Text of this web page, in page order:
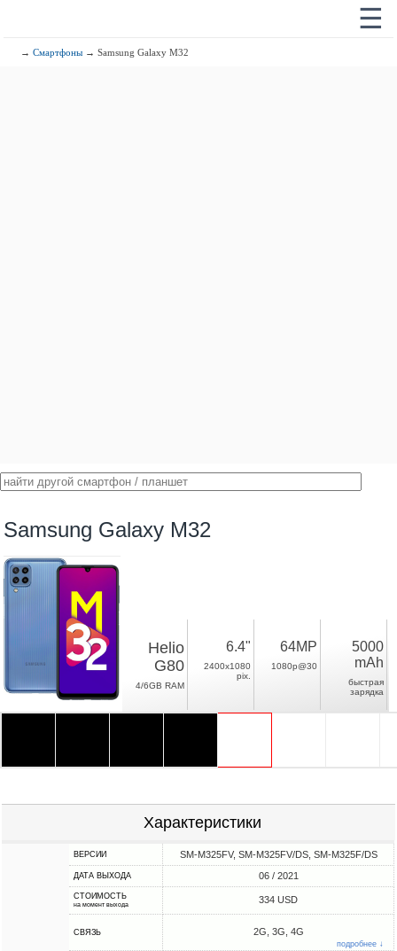
☰
→Смартфоны → Samsung Galaxy M32
Samsung Galaxy M32
Helio
G80
4/6GB RAM
6.4"
2400x1080
pix.
64MP
1080p@30
5000
mAh
быстрая
зарядка
Характеристики
ВЕРСИИ SM-M325FV, SM-M325FV/DS, SM-M325F/DS
ДАТА ВЫХОДА 06 / 2021
СТОИМОСТЬ
на момент выхода 334 USD
СВЯЗЬ 2G, 3G, 4G
подробнее ↓